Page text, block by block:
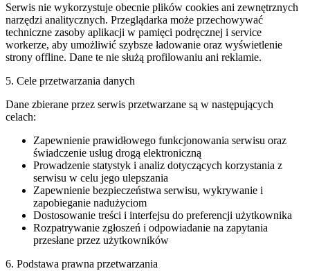
Serwis nie wykorzystuje obecnie plików cookies ani zewnętrznych
narzędzi analitycznych. Przeglądarka może przechowywać
techniczne zasoby aplikacji w pamięci podręcznej i service
workerze, aby umożliwić szybsze ładowanie oraz wyświetlenie
strony offline. Dane te nie służą profilowaniu ani reklamie.
5. Cele przetwarzania danych
Dane zbierane przez serwis przetwarzane są w następujących
celach:
Zapewnienie prawidłowego funkcjonowania serwisu oraz
świadczenie usług drogą elektroniczną
Prowadzenie statystyk i analiz dotyczących korzystania z
serwisu w celu jego ulepszania
Zapewnienie bezpieczeństwa serwisu, wykrywanie i
zapobieganie nadużyciom
Dostosowanie treści i interfejsu do preferencji użytkownika
Rozpatrywanie zgłoszeń i odpowiadanie na zapytania
przesłane przez użytkowników
6. Podstawa prawna przetwarzania